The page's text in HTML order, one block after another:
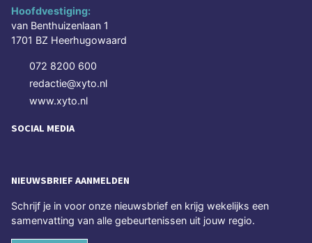
Hoofdvestiging:
van Benthuizenlaan 1
1701 BZ Heerhugowaard
072 8200 600
redactie@xyto.nl
www.xyto.nl
SOCIAL MEDIA
NIEUWSBRIEF AANMELDEN
Schrijf je in voor onze nieuwsbrief en krijg wekelijks een
samenvatting van alle gebeurtenissen uit jouw regio.